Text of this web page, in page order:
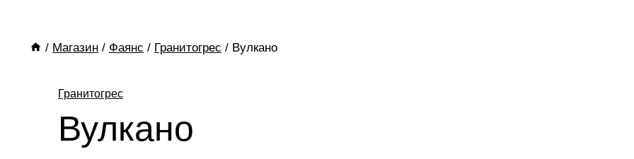
/ Магазин / Фаянс / Гранитогрес / Вулкано
Гранитогрес
Вулкано